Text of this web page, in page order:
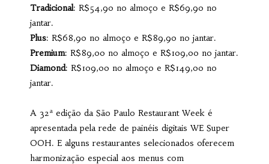
Tradicional: R$54,90 no almoço e R$69,90 no
jantar.
Plus: R$68,90 no almoço e R$89,90 no jantar.
Premium: R$89,00 no almoço e R$109,00 no jantar.
Diamond: R$109,00 no almoço e R$149,00 no
jantar.
A 32ª edição da São Paulo Restaurant Week é
apresentada pela rede de painéis digitais WE Super
OOH. E alguns restaurantes selecionados oferecem
harmonização especial aos menus com